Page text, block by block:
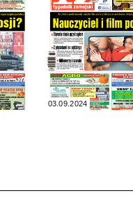
03.09.2024